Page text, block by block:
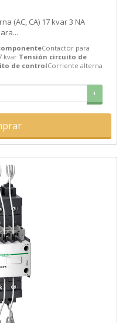
Contactor para
kvar Tensión circuito de
de controlCorriente alterna
+